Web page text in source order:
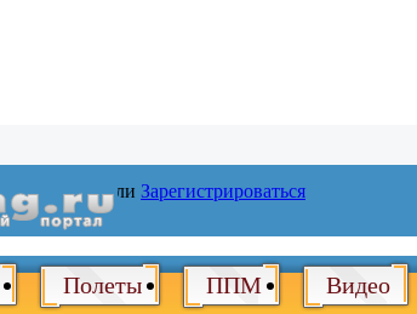
Войтиили Зарегистрироваться
Полеты ППМ Видео